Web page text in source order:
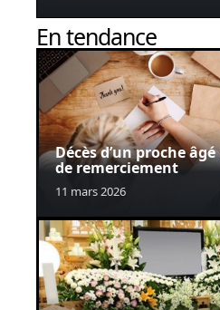
En tendance
Décès d’un proche
de remerciement
11 mars 2026